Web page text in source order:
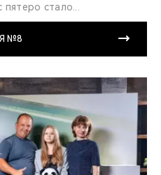
стало...
№8